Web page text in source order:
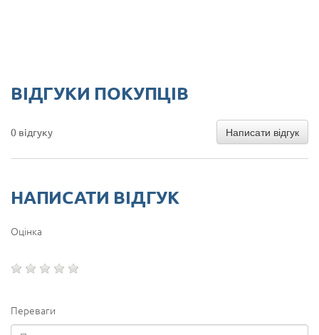
ВІДГУКИ ПОКУПЦІВ
0 відгуку Написати відгук
НАПИСАТИ ВІДГУК
Оцінка
Переваги